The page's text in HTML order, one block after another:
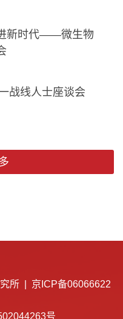
新时代——微生物
战线人士座谈会
所 | 京ICP备06066622
号